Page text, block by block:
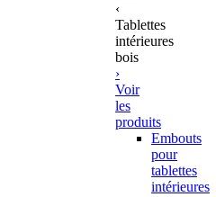
‹
Tablettes
intérieures
bois
›
Voir
les
produits
Embouts
pour
tablettes
intérieures